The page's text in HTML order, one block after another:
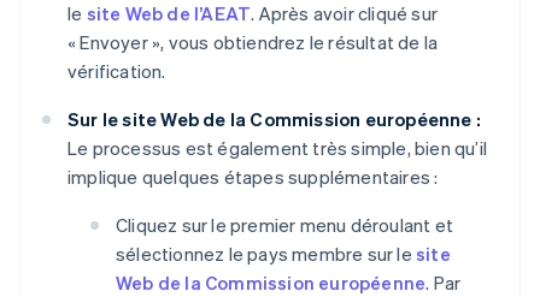
le site Web de l’AEAT. Après avoir cliqué sur
« Envoyer », vous obtiendrez le résultat de la
vérification.
Sur le site Web de la Commission européenne :
Le processus est également très simple, bien qu’il
implique quelques étapes supplémentaires :
Cliquez sur le premier menu déroulant et
sélectionnez le pays membre sur le site
Web de la Commission européenne. Par